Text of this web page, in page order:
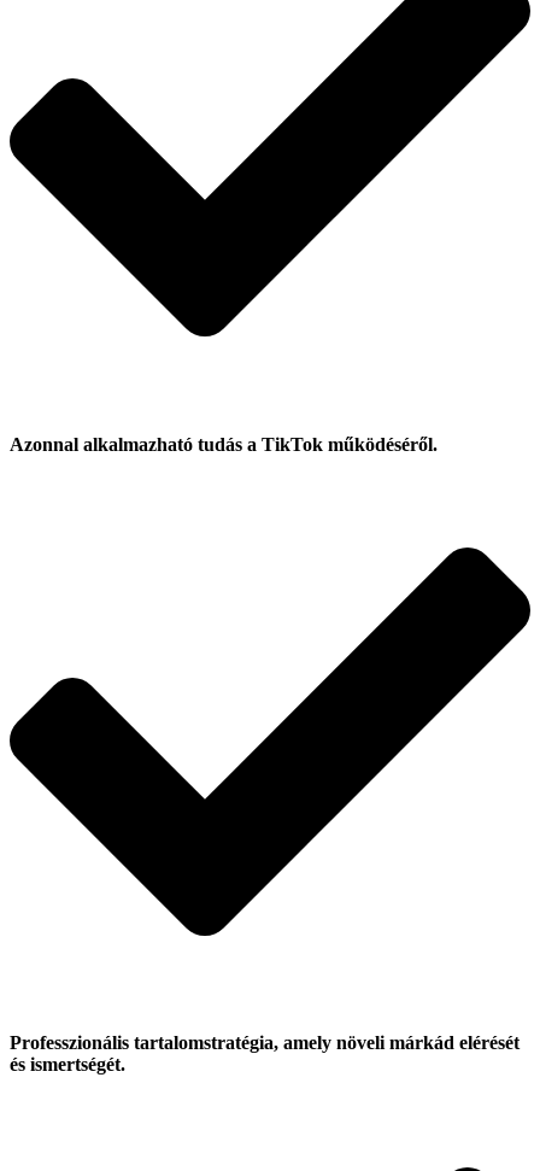
Azonnal alkalmazható tudás a TikTok működéséről.
Professzionális tartalomstratégia, amely növeli márkád elérését
és ismertségét.